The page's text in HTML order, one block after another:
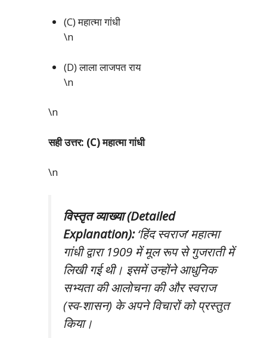
(C) महात्मा गांधी
\n
(D) लाला लाजपत राय
\n
\n
सही उत्तर: (C) महात्मा गांधी
\n
विस्तृत व्याख्या (Detailed
Explanation):‘हिंद स्वराज’ महात्मा
गांधी द्वारा 1909 में मूल रूप से गुजराती में
लिखी गई थी। इसमें उन्होंने आधुनिक
सभ्यता की आलोचना की और स्वराज
(स्व-शासन) के अपने विचारों को प्रस्तुत
किया।